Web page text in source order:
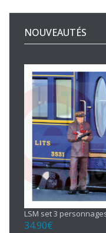
NOUVEAUTÉS
LSM set 3
34.90€